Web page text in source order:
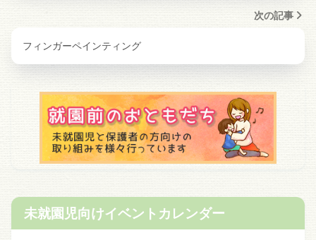
次の記事
フィンガーペインティング
未就園児向けイベントカレンダー